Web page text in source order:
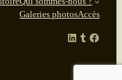
Galeries photosAccès
LinkedIn Facebook